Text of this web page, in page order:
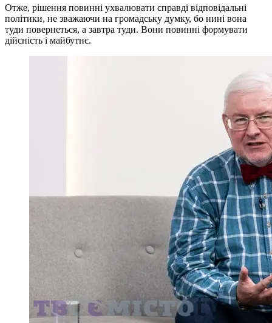
Отже, рішення повинні ухвалювати справді відповідальні
політики, не зважаючи на громадську думку, бо нині вона
туди повернеться, а завтра туди. Вони повинні формувати
дійсність і майбутнє.